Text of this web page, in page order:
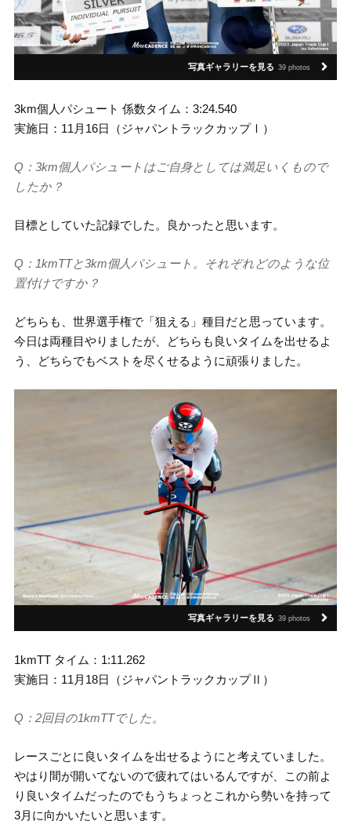
写真ギャラリーを見る 39 photos
3km個人パシュート 係数タイム：3:24.540
実施日：11月16日（ジャパントラックカップⅠ）
Q：3km個人パシュートはご自身としては満足いくもので
したか？
目標としていた記録でした。良かったと思います。
Q：1kmTTと3km個人パシュート。それぞれどのような位
置付けですか？
どちらも、世界選手権で「狙える」種目だと思っています。
今日は両種目やりましたが、どちらも良いタイムを出せるよ
う、どちらでもベストを尽くせるように頑張りました。
写真ギャラリーを見る 39 photos
1kmTT タイム：1:11.262
実施日：11月18日（ジャパントラックカップⅡ）
Q：2回目の1kmTTでした。
レースごとに良いタイムを出せるようにと考えていました。
やはり間が開いてないので疲れてはいるんですが、この前よ
り良いタイムだったのでもうちょっとこれから勢いを持って
3月に向かいたいと思います。